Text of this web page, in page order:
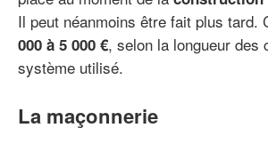
Il peut néanmoins être fait plus tard.
000 à 5 000 €, selon la longueur des
système utilisé.
La maçonnerie